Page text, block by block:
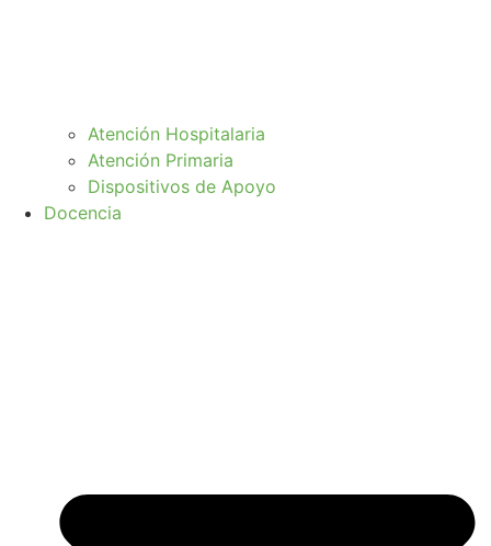
Atención Hospitalaria
Atención Primaria
Dispositivos de Apoyo
Docencia